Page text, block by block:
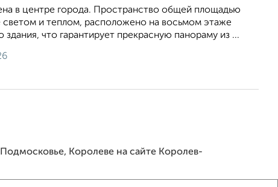
в центре города. Пространство общей площадью
светом и теплом, расположено на восьмом этаже
здания, что гарантирует прекрасную панораму из ...
Королеве на сайте Королев-